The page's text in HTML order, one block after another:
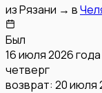
изРязани → в
Был
16 июля 2026 года
четверг
возврат: 20 июля